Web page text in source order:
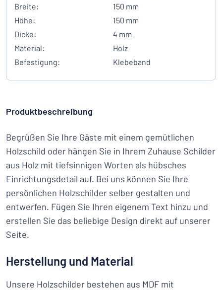
Breite:
150 mm
Höhe:
150 mm
Dicke:
4 mm
Material:
Holz
Befestigung:
Klebeband
Produktbeschreibung
Begrüßen Sie Ihre Gäste mit einem gemütlichen
Holzschild oder hängen Sie in Ihrem Zuhause Schilder
aus Holz mit tiefsinnigen Worten als hübsches
Einrichtungsdetail auf. Bei uns können Sie Ihre
persönlichen Holzschilder selber gestalten und
entwerfen. Fügen Sie Ihren eigenem Text hinzu und
erstellen Sie das beliebige Design direkt auf unserer
Seite.
Herstellung und Material
Unsere Holzschilder bestehen aus MDF mit